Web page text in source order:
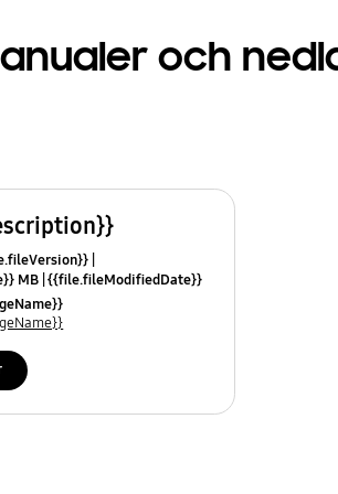
och
MB {{file.fileModifiedDate}}